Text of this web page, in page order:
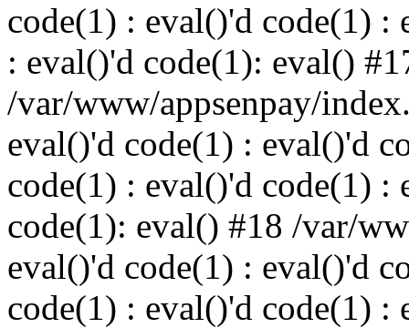
code(1) : eval()'d code(1) :
: eval()'d code(1): eval()
/var/www/appsenpay/
eval()'d code(1) : eval()'d
code(1) : eval()'d code(1) :
code(1): eval() #18 /var/
eval()'d code(1) : eval()'d
code(1) : eval()'d code(1) :